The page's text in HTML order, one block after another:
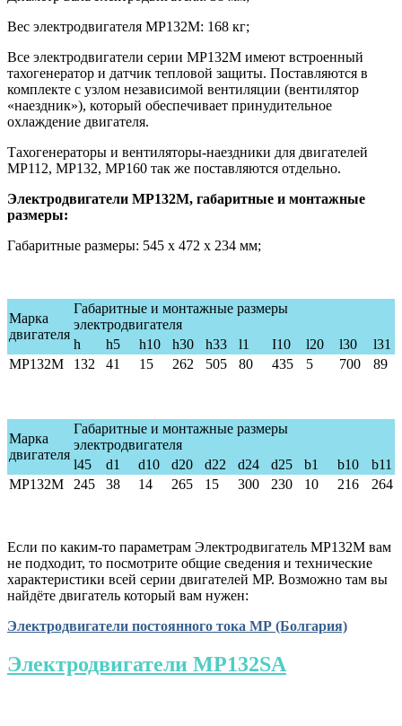
Вес электродвигателя МР132M: 168 кг;
Все электродвигатели серии МР132M имеют встроенный
тахогенератор и датчик тепловой защиты. Поставляются в
комплекте с узлом независимой вентиляции (вентилятор
«наездник»), который обеспечивает принудительное
охлаждение двигателя.
Тахогенераторы и вентиляторы-наездники для двигателей
МР112, МР132, МР160 так же поставляются отдельно.
Электродвигатели МР132M, габаритные и монтажные
размеры:
Габаритные размеры: 545 х 472 х 234 мм;
Марка
двигателя
Габаритные и монтажные размеры
электродвигателя
h
h5 h10 h30 h33 l1 I10 l20 l30
l31
MP132M
132 41 15 262 505 80 435 5 700 89
Марка
двигателя
Габаритные и монтажные размеры
электродвигателя
l45
d1 d10 d20 d22 d24 d25 b1 b10
b11
MP132M
245 38 14 265 15 300 230 10 216 264
Если по каким-то параметрам Электродвигатель МР132M вам
не подходит, то посмотрите общие сведения и технические
характеристики всей серии двигателей МР. Возможно там вы
найдёте двигатель который вам нужен:
Электродвигатели постоянного тока МР (Болгария)
Электродвигатели МР132SA